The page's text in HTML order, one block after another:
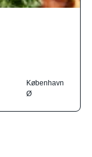
København
Ø